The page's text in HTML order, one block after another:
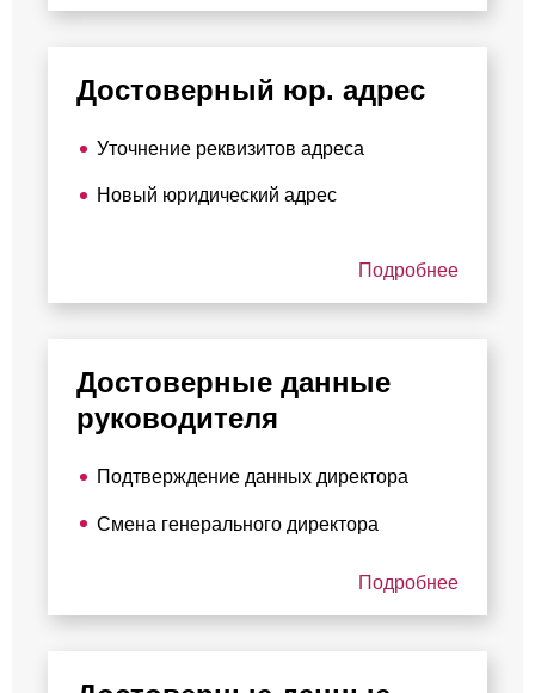
Достоверный юр. адрес
Уточнение реквизитов адреса
Новый юридический адрес
Подробнее
Достоверные данные
руководителя
Подтверждение данных директора
Смена генерального директора
Подробнее